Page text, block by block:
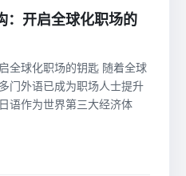
：开启全球化职场的
全球化职场的钥匙 随着全球
门外语已成为职场人士提升
语作为世界第三大经济体